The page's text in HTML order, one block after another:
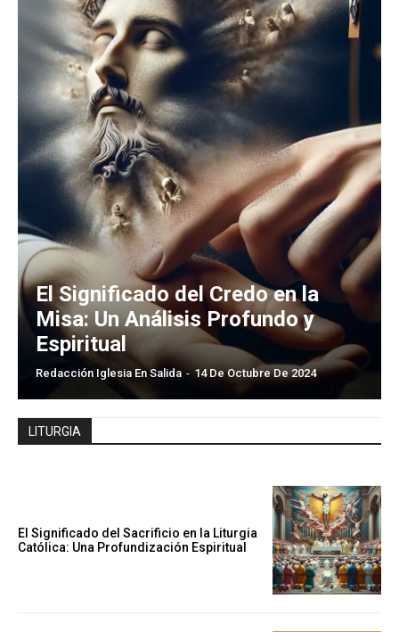
El Significado del Credo en la
Misa: Un Análisis Profundo y
Espiritual
Redacción Iglesia En Salida - 14 De Octubre De 2024
LITURGIA
El Significado del Sacrificio en la Liturgia
Católica: Una Profundización Espiritual